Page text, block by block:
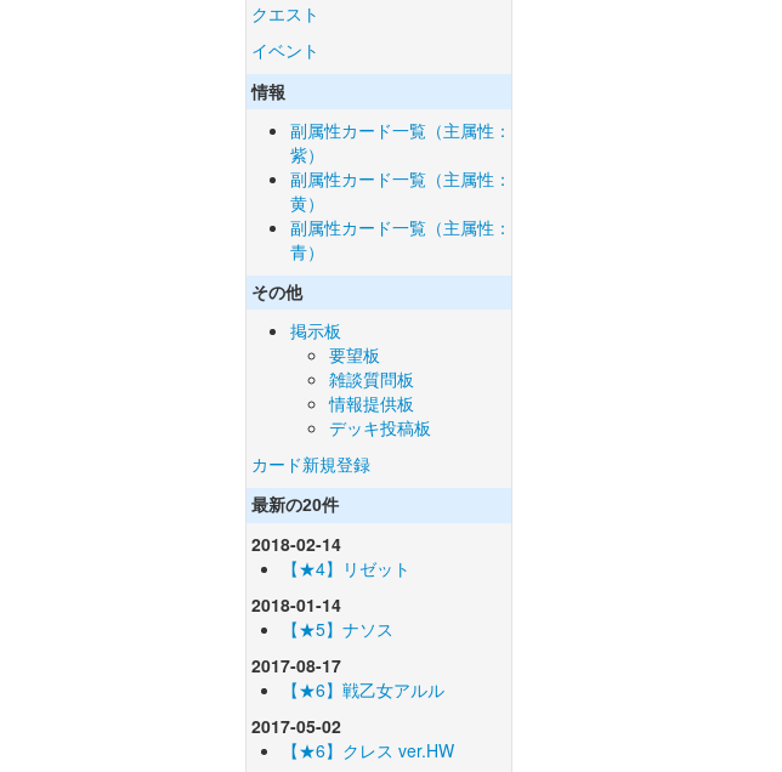
クエスト
イベント
情報
副属性カード一覧（主属性：
紫）
副属性カード一覧（主属性：
黄）
副属性カード一覧（主属性：
青）
その他
掲示板
要望板
雑談質問板
情報提供板
デッキ投稿板
カード新規登録
最新の20件
2018-02-14
【★4】リゼット
2018-01-14
【★5】ナソス
2017-08-17
【★6】戦乙女アルル
2017-05-02
【★6】クレス ver.HW